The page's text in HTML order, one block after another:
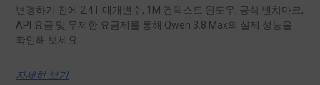
변경하기 전에 2.4T 매개변수, 1M 컨텍스트 윈도우, 공식 벤치마크,
API 요금 및 무제한 요금제를 통해 Qwen 3.8 Max의 실제 성능을
확인해 보세요.
자세히 보기